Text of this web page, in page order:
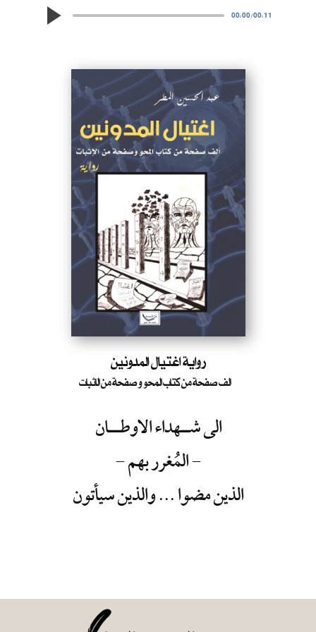
00:00/00:11
رواية اغتيال المدونين
الف صفحة من كتاب المحو و صفحة من الاثبات
الى شـــهداء الاوطــــان
- المُغرر بهم -
الذين مضوا ...والذين سيأتون